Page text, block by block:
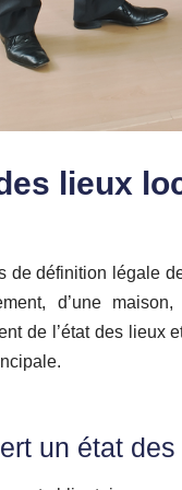
lieux
de définition légale
d’une
de l’état des
un état